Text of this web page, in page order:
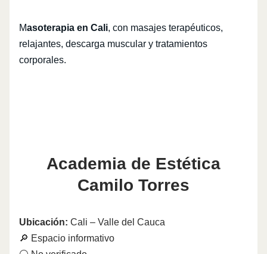
Masoterapia en Cali, con masajes terapéuticos,
relajantes, descarga muscular y tratamientos
corporales.
Academia de Estética
Camilo Torres
Ubicación: Cali – Valle del Cauca
🔎 Espacio informativo